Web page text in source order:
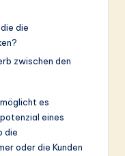
die
zwischen den
es
eines
die
oder die Kunden